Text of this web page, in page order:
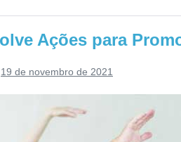
Ações para
19 de novembro de 2021